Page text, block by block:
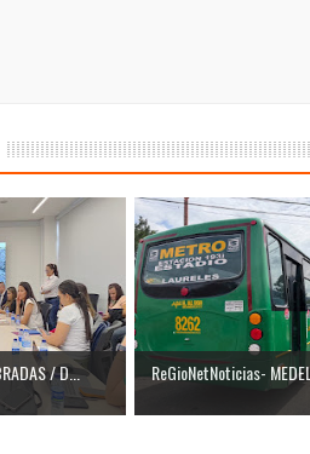
MEDELLIN / En
límites de emisión de gases
/ Altas temperaturas
/ REPORTE
para la posesión presidencial
/ En solo dos años y
/ D... ReGioNetNoticias-